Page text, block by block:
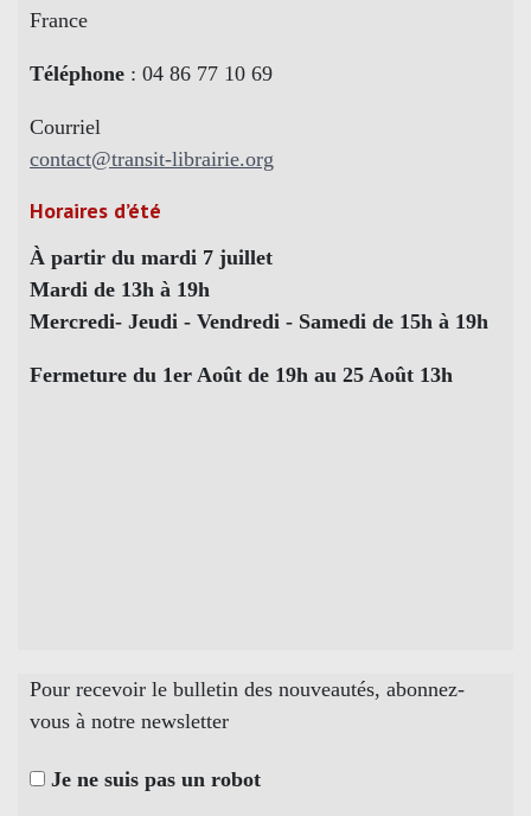
France
Téléphone : 04 86 77 10 69
Courriel
contact@transit-librairie.org
Horaires d’été
À partir du mardi 7 juillet
Mardi de 13h à 19h
Mercredi- Jeudi - Vendredi - Samedi de 15h à 19h
Fermeture du 1er Août de 19h au 25 Août 13h
Pour recevoir le bulletin des nouveautés, abonnez-
vous à notre newsletter
Je ne suis pas un robot